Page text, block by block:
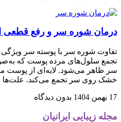
درمان شوره سر و رفع قطعی
تفاوت شوره سر با پوسته سر
تجمع سلول‌های مرده پوست که
سر ظاهر می‌شود. لایه‌ای از پوست
خشک روی سر تجمع می‌کند.
17 بهمن 1404 بدون دیدگاه
مجله زیبایی ایرانیان